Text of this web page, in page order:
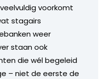
voorkomt
stagairs
weer
staan ook
die wél begeleid
– niet de eerste de